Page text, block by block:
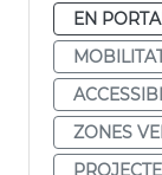
EN
ZONES